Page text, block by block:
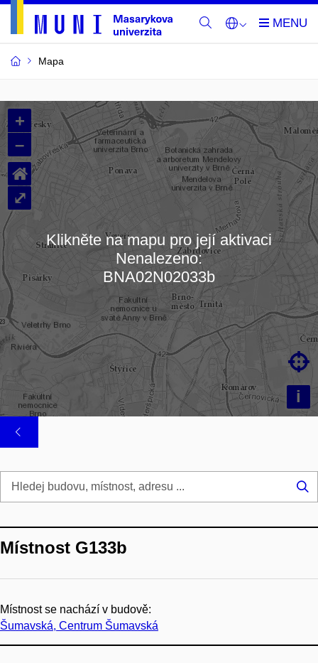
Mapa
Budovy
a
místnosti
MU
Načítám mapu…
+
–
i

⌂
⤢
Klikněte na mapu pro její aktivaci
Nenalezeno:
BNA02N02033b
Místnost G133b
Místnost se nachází v budově:
Šumavská, Centrum Šumavská